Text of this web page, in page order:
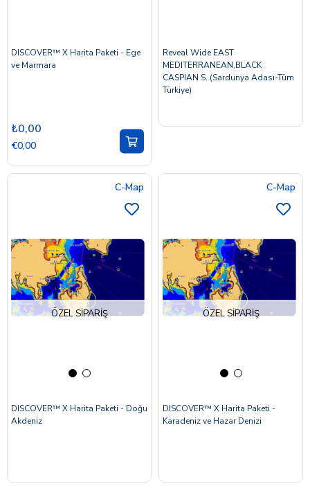
DISCOVER™ X Harita Paketi - Ege
ve Marmara
₺0,00
€0,00
Reveal Wide EAST
MEDITERRANEAN,BLACK
CASPIAN S. (Sardunya Adası-Tüm
Türkiye)
ÖZEL SIPARIŞ
C-Map
DISCOVER™ X Harita Paketi - Doğu
Akdeniz
ÖZEL SIPARIŞ
C-Map
DISCOVER™ X Harita Paketi -
Karadeniz ve Hazar Denizi